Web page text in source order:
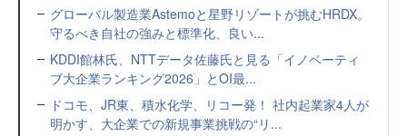
グローバル製造業Astemoと星野リゾートが挑むHRDX。
守るべき自社の強みと標準化、良い...
KDDI館林氏、NTTデータ佐藤氏と見る「イノベーティ
ブ大企業ランキング2026」とOI最...
ドコモ、JR東、積水化学、リコー発！ 社内起業家4人が
明かす、大企業での新規事業挑戦の“リ...